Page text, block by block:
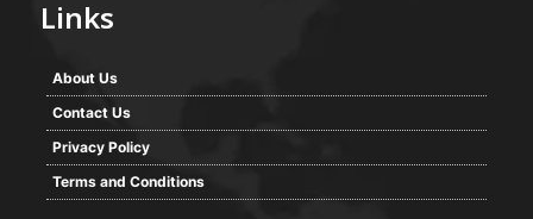
Links
About Us
Contact Us
Privacy Policy
Terms and Conditions